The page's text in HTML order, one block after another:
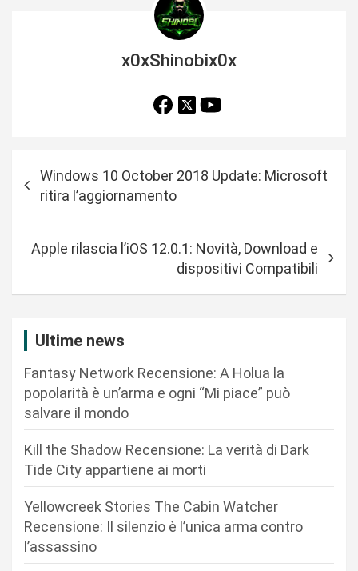
x0xShinobix0x
a
Windows 10 October 2018 Update: Microsoft
ritira l’aggiornamento
Apple rilascia l’iOS 12.0.1: Novità, Download e
dispositivi Compatibili
Ultime news
Fantasy Network Recensione: A Holua la
popolarità è un’arma e ogni “Mi piace” può
salvare il mondo
Kill the Shadow Recensione: La verità di Dark
Tide City appartiene ai morti
Yellowcreek Stories The Cabin Watcher
Recensione: Il silenzio è l’unica arma contro
l’assassino